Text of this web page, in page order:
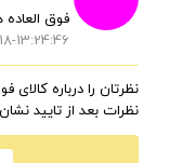
فوق
13:24:46
نظرتان را درباره کالای
نظرات بعد از تایید